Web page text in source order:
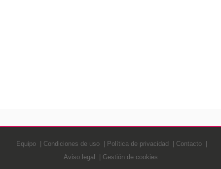
Equipo Condiciones de uso Política de privacidad
Contacto
Aviso legal
Gestión de cookies